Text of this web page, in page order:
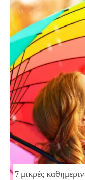
7 μικρές